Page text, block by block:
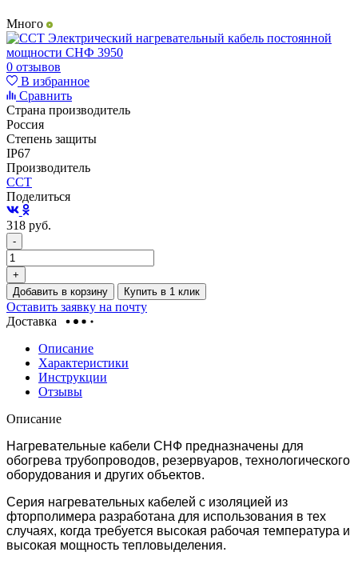
Много
0 отзывов
В избранное
Сравнить
Страна производитель
Россия
Степень защиты
IP67
Производитель
ССТ
Поделиться
318 руб.
-
+
Добавить в корзину
Купить в 1 клик
Оставить заявку на почту
Доставка
Описание
Характеристики
Инструкции
Отзывы
Описание
Нагревательные кабели СНФ предназначены для
обогрева трубопроводов, резервуаров, технологического
оборудования и других объектов.
Серия нагревательных кабелей с изоляцией из
фторполимера разработана для использования в тех
случаях, когда требуется высокая рабочая температура и
высокая мощность тепловыделения.